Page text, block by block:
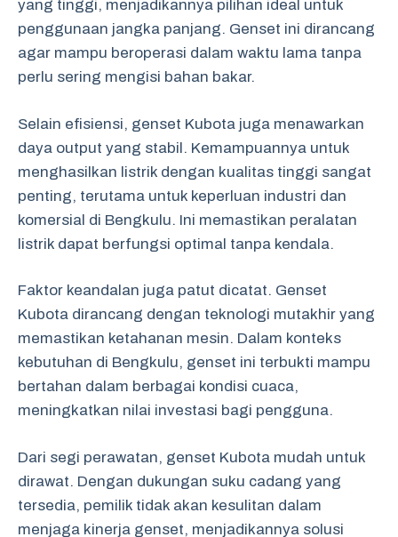
yang tinggi, menjadikannya pilihan ideal untuk
penggunaan jangka panjang. Genset ini dirancang
agar mampu beroperasi dalam waktu lama tanpa
perlu sering mengisi bahan bakar.
Selain efisiensi, genset Kubota juga menawarkan
daya output yang stabil. Kemampuannya untuk
menghasilkan listrik dengan kualitas tinggi sangat
penting, terutama untuk keperluan industri dan
komersial di Bengkulu. Ini memastikan peralatan
listrik dapat berfungsi optimal tanpa kendala.
Faktor keandalan juga patut dicatat. Genset
Kubota dirancang dengan teknologi mutakhir yang
memastikan ketahanan mesin. Dalam konteks
kebutuhan di Bengkulu, genset ini terbukti mampu
bertahan dalam berbagai kondisi cuaca,
meningkatkan nilai investasi bagi pengguna.
Dari segi perawatan, genset Kubota mudah untuk
dirawat. Dengan dukungan suku cadang yang
tersedia, pemilik tidak akan kesulitan dalam
menjaga kinerja genset, menjadikannya solusi